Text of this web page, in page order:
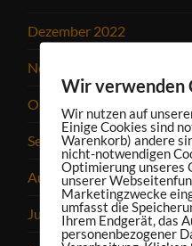
Dezember 2022
November 2022
Oktober 2022
September 2022
August 2022
Juli 2022
Wir verwenden
Wir nutzen auf
Einige Cookies sind
Warenkorb) andere
nicht-notwendigen
Optimierung unseres
unserer
Marketingzwecke
umfasst die
Ihrem Endgerät, das
personenbezogener